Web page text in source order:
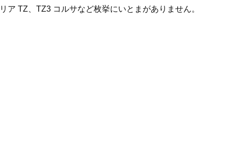
ア TZ、TZ3 コルサなど枚挙にいとまがありません。